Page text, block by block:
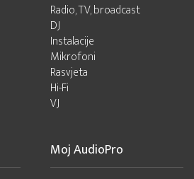
Radio, TV, broadcast
DJ
Instalacije
Mikrofoni
Rasvjeta
Hi-Fi
VJ
Moj AudioPro